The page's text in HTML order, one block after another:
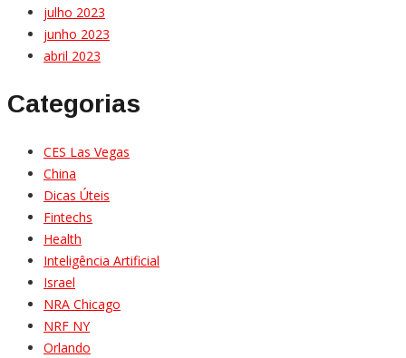
julho 2023
junho 2023
abril 2023
Categorias
CES Las Vegas
China
Dicas Úteis
Fintechs
Health
Inteligência Artificial
Israel
NRA Chicago
NRF NY
Orlando